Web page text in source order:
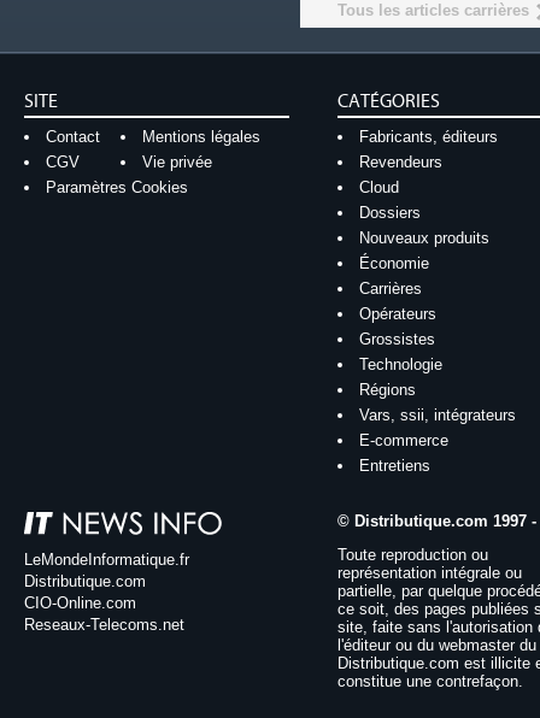
Tous les articles carrières
SITE
Contact
Mentions légales
CGV
Vie privée
Paramètres Cookies
CATÉGORIES
Fabricants, éditeurs
Revendeurs
Cloud
Dossiers
Nouveaux produits
Économie
Carrières
Opérateurs
Grossistes
Technologie
Régions
Vars, ssii, intégrateurs
E-commerce
Entretiens
LeMondeInformatique.fr
Distributique.com
CIO-Online.com
Reseaux-Telecoms.net
© Distributique.com 1997 -
Toute reproduction ou
représentation intégrale ou
partielle, par quelque
ce soit, des pages publiées
site, faite sans l'autorisation
l'éditeur ou du webmaster
Distributique.com est illicite
constitue une contrefaçon.